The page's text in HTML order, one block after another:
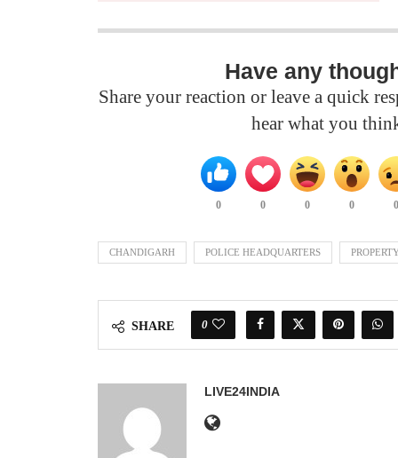
Have any
Share your reaction or leave a quick
hear what you
0 0 0 0
CHANDIGARH POLICE HEADQUARTERS
SHARE 0
LIVE24INDIA